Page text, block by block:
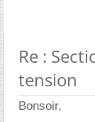
Re :
tension
Bonsoir,